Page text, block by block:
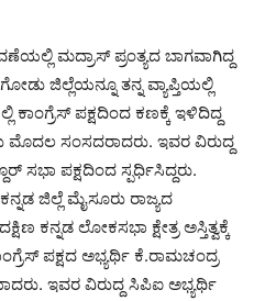
ಮದ್ರಾಸ್ ಪ್ರಂತ್ಯದ ಬಾಗವಾಗಿದ್ದ
ಜಿಲ್ಲೆಯನ್ನೂ ತನ್ನ ವ್ಯಾಪ್ತಿಯಲ್ಲಿ
ಪಕ್ಷದಿಂದ ಕಣಕ್ಕೆ ಇಳಿದಿದ್ದ
ಸಂಸದರಾದರು. ಇವರ ವಿರುದ್ದ
ಸಭಾ ಪಕ್ಷದಿಂದ ಸ್ಪರ್ಧಿಸಿದ್ದರು.
ಜಿಲ್ಲೆ ಮೈಸೂರು ರಾಜ್ಯದ
ಕನ್ನಡ ಲೋಕಸಭಾ ಕ್ಷೇತ್ರ ಅಸ್ತಿತ್ವಕ್ಕೆ
ಪಕ್ಷದ ಅಭ್ಯರ್ಥಿ ಕೆ.ರಾಮಚಂದ್ರ
ಇವರ ವಿರುದ್ದ ಸಿಪಿಐ ಅಭ್ಯರ್ಥಿ